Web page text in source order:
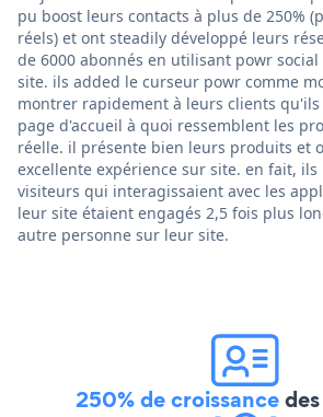
pu boost leurs contacts à plus de 250%
réels) et ont steadily développé leurs
de 6000 abonnés en utilisant powr
site. ils added le curseur powr comme
montrer rapidement à leurs clients
page d'accueil à quoi ressemblent les
réelle. il présente bien leurs produits et
excellente expérience sur site. en fait,
visiteurs qui interagissaient avec les
leur site étaient engagés 2,5 fois plus
autre personne sur leur site.
250% de croissance